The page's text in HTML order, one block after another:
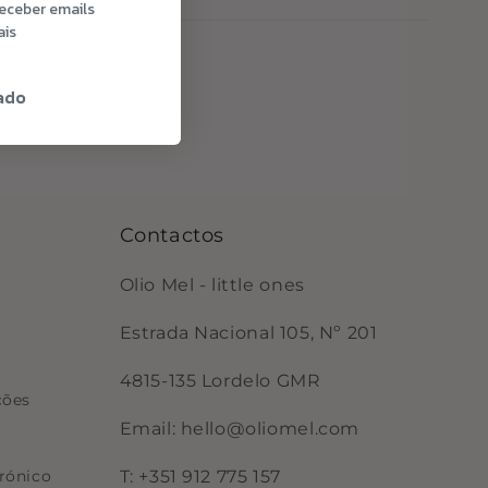
Contactos
Olio Mel - little ones
Estrada Nacional 105, Nº 201
4815-135 Lordelo GMR
Email: hello@oliomel.com
T: +351 912 775 157
emails